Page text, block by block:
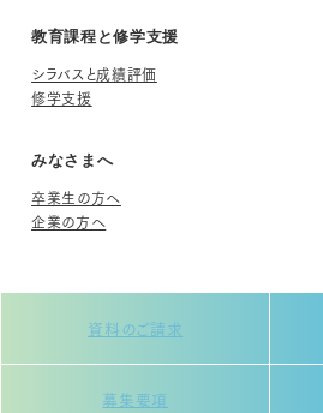
教育課程と修学支援
シラバスと成績評価
修学支援
みなさまへ
卒業生の方へ
企業の方へ
資料のご請求
募集要項